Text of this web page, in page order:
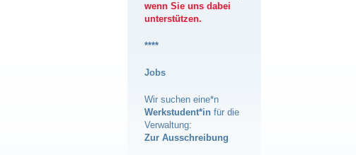
wenn Sie uns dabei
unterstützen.
****
Jobs
Wir suchen eine*n
Werkstudent*in für die
Verwaltung:
Zur Ausschreibung